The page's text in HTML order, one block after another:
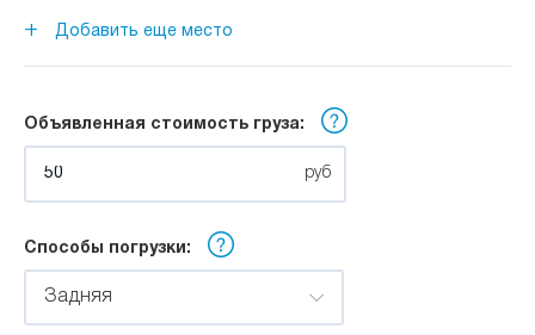
Длина:
Ширина:
+ Добавить еще место
Объявленная стоимость груза:
руб
Способы погрузки:
Задняя